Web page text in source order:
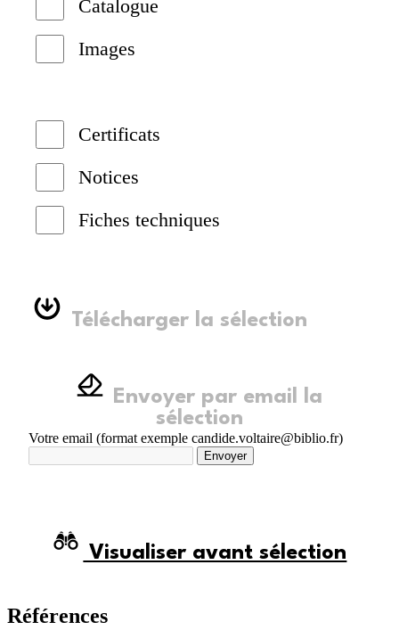
Catalogue
Images
Certificats
Notices
Fiches techniques
Télécharger la sélection
sélection
Votre email (format exemple candide.voltaire@biblio.fr)
Envoyer
Visualiser avant sélection
Références